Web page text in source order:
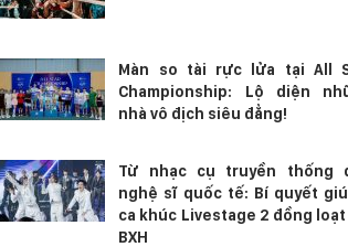
Màn so tài rực lửa tại All
Championship: Lộ diện
nhà vô địch siêu đẳng!
Từ nhạc cụ truyền thống
nghệ sĩ quốc tế: Bí quyết
ca khúc Livestage 2 đồng loạt
BXH